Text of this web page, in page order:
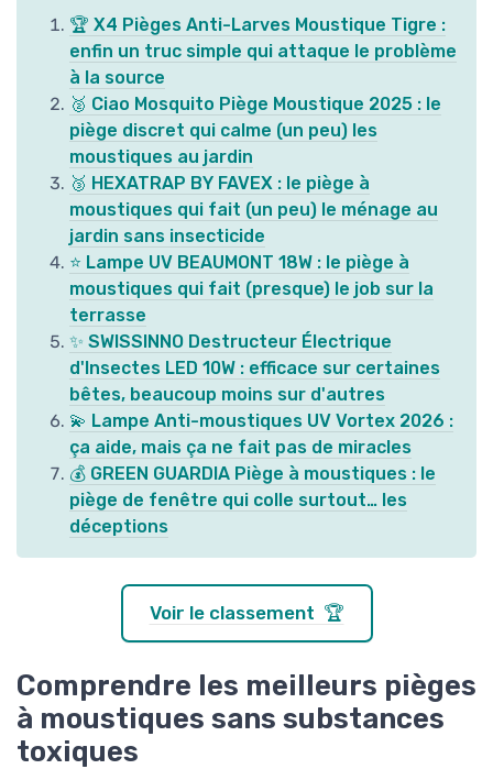
🏆 X4 Pièges Anti-Larves Moustique Tigre :
enfin un truc simple qui attaque le problème
à la source
🥈 Ciao Mosquito Piège Moustique 2025 : le
piège discret qui calme (un peu) les
moustiques au jardin
🥉 HEXATRAP BY FAVEX : le piège à
moustiques qui fait (un peu) le ménage au
jardin sans insecticide
⭐ Lampe UV BEAUMONT 18W : le piège à
moustiques qui fait (presque) le job sur la
terrasse
✨ SWISSINNO Destructeur Électrique
d'Insectes LED 10W : efficace sur certaines
bêtes, beaucoup moins sur d'autres
💫 Lampe Anti-moustiques UV Vortex 2026 :
ça aide, mais ça ne fait pas de miracles
💰 GREEN GUARDIA Piège à moustiques : le
piège de fenêtre qui colle surtout… les
déceptions
Voir le classement 🏆
Comprendre les meilleurs pièges
à moustiques sans substances
toxiques